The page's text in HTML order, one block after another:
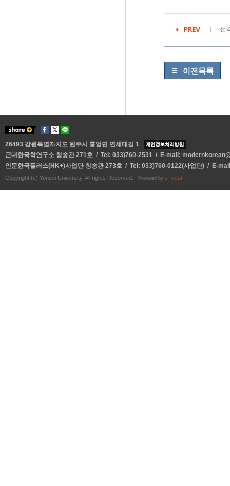
선
이전목록
26493 강원특별자치도 원주시 흥업면 연세대길 1
근대한국학연구소 청송관 271호 / Tel: 033)760-2531 / E-mail:
인문한국플러스(HK+)사업단 청송관 273호 / Tel: 033)760-0122(사업단) / E-
Copyright (c) Yonsei University. All rights Reserved. Powered by D'TRUST